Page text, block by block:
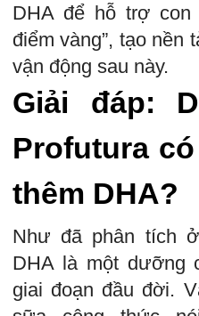
DHA để hỗ trợ con
điểm vàng”, tạo nền
vận động sau này.
Giải đáp:
Profutura
thêm DHA?
Như đã phân tích
DHA là một dưỡng
giai đoạn đầu đời.